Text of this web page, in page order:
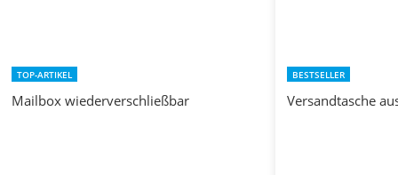
TOP-ARTIKEL
Mailbox wiederverschließbar
BESTSELLER
Versandtasche